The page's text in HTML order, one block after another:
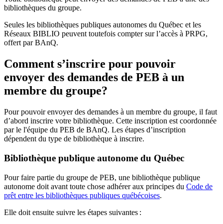
bibliothèques du groupe.
Seules les bibliothèques publiques autonomes du Québec et les
Réseaux BIBLIO peuvent toutefois compter sur l’accès à PRPG,
offert par BAnQ.
Comment s’inscrire pour pouvoir
envoyer des demandes de PEB à un
membre du groupe?
Pour pouvoir envoyer des demandes à un membre du groupe, il faut
d’abord inscrire votre bibliothèque. Cette inscription est coordonnée
par le l'équipe du PEB de BAnQ. Les étapes d’inscription
dépendent du type de bibliothèque à inscrire.
Bibliothèque publique autonome du Québec
Pour faire partie du groupe de PEB, une bibliothèque publique
autonome doit avant toute chose adhérer aux principes du Code de
prêt entre les bibliothèques publiques québécoises.
Elle doit ensuite suivre les étapes suivantes :